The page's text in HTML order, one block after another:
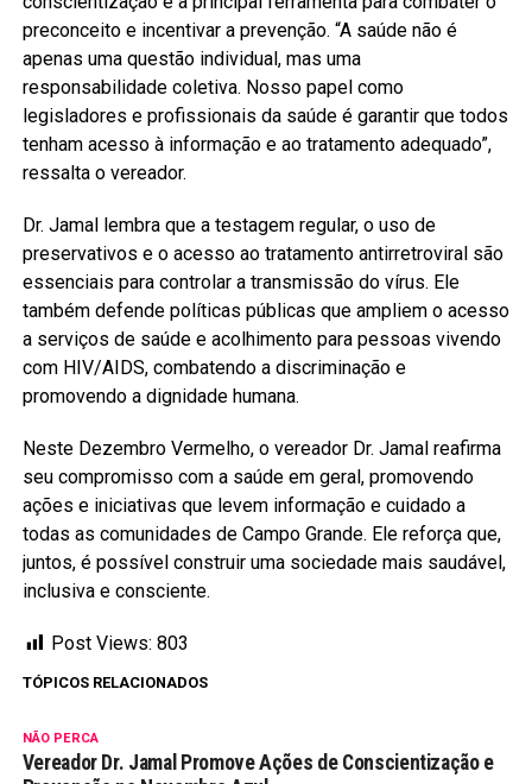
preconceito e incentivar a prevenção. “A saúde não é
apenas uma questão individual, mas uma
responsabilidade coletiva. Nosso papel como
legisladores e profissionais da saúde é garantir que todos
tenham acesso à informação e ao tratamento adequado”,
ressalta o vereador.
Dr. Jamal lembra que a testagem regular, o uso de
preservativos e o acesso ao tratamento antirretroviral são
essenciais para controlar a transmissão do vírus. Ele
também defende políticas públicas que ampliem o acesso
a serviços de saúde e acolhimento para pessoas vivendo
com HIV/AIDS, combatendo a discriminação e
promovendo a dignidade humana.
Neste Dezembro Vermelho, o vereador Dr. Jamal reafirma
seu compromisso com a saúde em geral, promovendo
ações e iniciativas que levem informação e cuidado a
todas as comunidades de Campo Grande. Ele reforça que,
juntos, é possível construir uma sociedade mais saudável,
inclusiva e consciente.
Post Views: 803
TÓPICOS RELACIONADOS
NÃO PERCA
Vereador Dr. Jamal Promove Ações de Conscientização e